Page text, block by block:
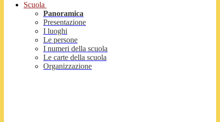
Scuola
Panoramica
Presentazione
I luoghi
Le persone
I numeri della scuola
Le carte della scuola
Organizzazione